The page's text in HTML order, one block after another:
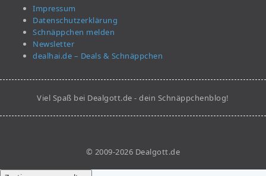
Impressum
Datenschutzerklärung
Schnäppchen melden
Newsletter
dealhai.de – Deals & Schnäppchen
Viel Spaß bei Dealgott.de - dein Schnäppchenblog!
© 2009-2026 Dealgott.de